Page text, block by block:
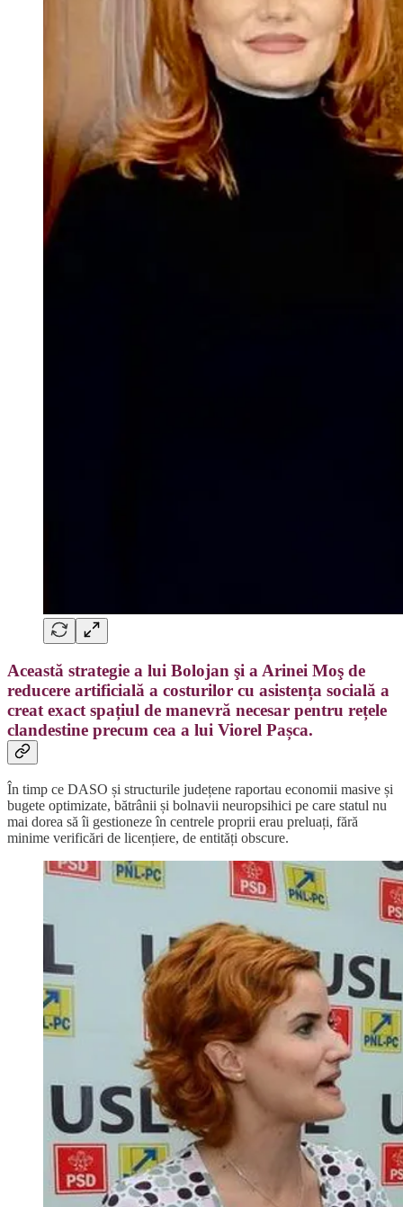
Această strategie a lui Bolojan şi a Arinei Moş de
reducere artificială a costurilor cu asistența socială a
creat exact spațiul de manevră necesar pentru rețele
clandestine precum cea a lui Viorel Pașca.
În timp ce DASO și structurile județene raportau economii masive și
bugete optimizate, bătrânii și bolnavii neuropsihici pe care statul nu
mai dorea să îi gestioneze în centrele proprii erau preluați, fără
minime verificări de licențiere, de entități obscure.